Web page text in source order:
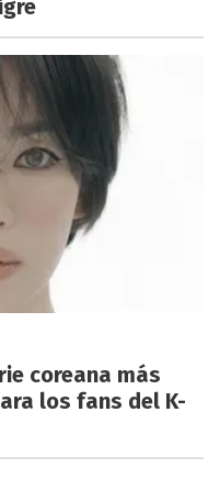
coreana más
los fans del K-